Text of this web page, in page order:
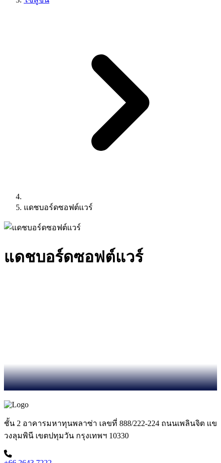
แดชบอร์ดซอฟต์แวร์
แดชบอร์ดซอฟต์แวร์
ชั้น 2 อาคารมหาทุนพลาซ่า เลขที่ 888/222-224 ถนนเพลินจิต แข
วงลุมพินี เขตปทุมวัน กรุงเทพฯ 10330